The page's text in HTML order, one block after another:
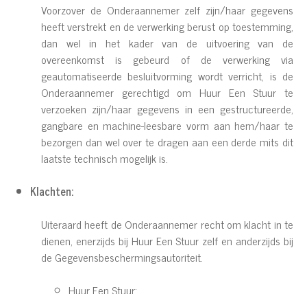
Voorzover de Onderaannemer zelf zijn/haar gegevens
heeft verstrekt en de verwerking berust op toestemming,
dan wel in het kader van de uitvoering van de
overeenkomst is gebeurd of de verwerking via
geautomatiseerde besluitvorming wordt verricht, is de
Onderaannemer gerechtigd om Huur Een Stuur te
verzoeken zijn/haar gegevens in een gestructureerde,
gangbare en machine-leesbare vorm aan hem/haar te
bezorgen dan wel over te dragen aan een derde mits dit
laatste technisch mogelijk is.
Klachten:
Uiteraard heeft de Onderaannemer recht om klacht in te
dienen, enerzijds bij Huur Een Stuur zelf en anderzijds bij
de Gegevensbeschermingsautoriteit.
Huur Een Stuur: